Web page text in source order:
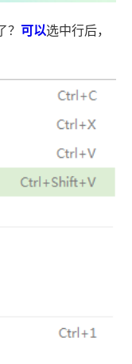
？ 可以选中行后，